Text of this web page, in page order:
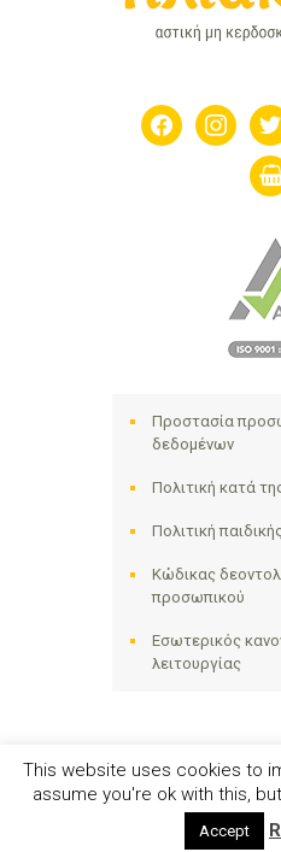
facebookinstagram
Προστασία
δεδομένων
Πολιτική κατά
Πολιτική
Κώδικας
προσωπικού
Εσωτερικός
λειτουργίας
Ηλιακτίδα ΑΜΚΕ © 2024 - All
Αριθμός Γ.Ε.ΜΗ. 141258642000
This website uses cookies to
assume you're ok with this,
Accept